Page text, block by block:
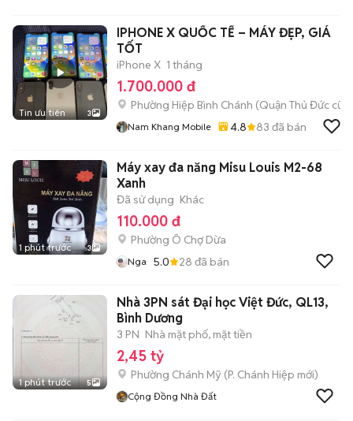
Tin ưu tiên 3
IPHONE X QUỐC TẾ – MÁY ĐẸP, GIÁ
TỐT
iPhone X 1 tháng
1.700.000 đ
Phường Hiệp Bình Chánh (Quận Thủ Đức cũ)
Nam Khang Mobile 4.8 83 đã bán
1 phút trước 3
Máy xay đa năng Misu Louis M2-68
Xanh
Đã sử dụng Khác
110.000 đ
Phường Ô Chợ Dừa
Nga 5.0 28 đã bán
1 phút trước 5
Nhà 3PN sát Đại học Việt Đức, QL13,
Bình Dương
3 PN Nhà mặt phố, mặt tiền
2,45 tỷ
Phường Chánh Mỹ (P. Chánh Hiệp mới)
Cộng Đồng Nhà Đất